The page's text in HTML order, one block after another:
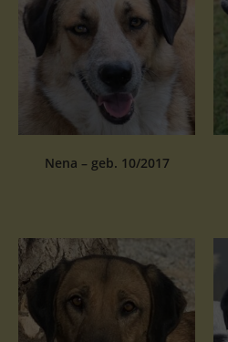
Nena – geb. 10/2017